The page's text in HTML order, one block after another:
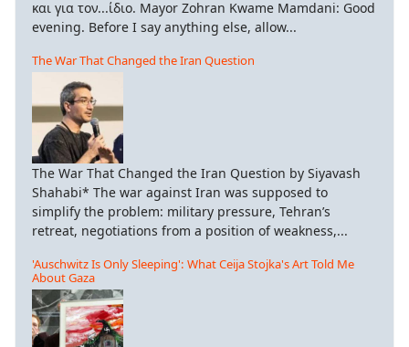
και για τον...ίδιο. Mayor Zohran Kwame Mamdani: Good
evening. Before I say anything else, allow...
The War That Changed the Iran Question
The War That Changed the Iran Question by Siyavash
Shahabi* The war against Iran was supposed to
simplify the problem: military pressure, Tehran’s
retreat, negotiations from a position of weakness,...
'Auschwitz Is Only Sleeping': What Ceija Stojka's Art Told Me
About Gaza